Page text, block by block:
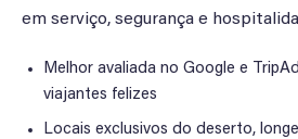
em serviço, segurança e
Melhor avaliada no Google e
viajantes felizes
Locais exclusivos do deserto,